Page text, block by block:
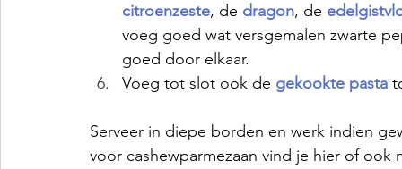
citroenzeste, de dragon, de
voeg goed wat versgemalen zwarte
goed door elkaar.
Voeg tot slot ook de gekookte pasta
Serveer in diepe borden en werk indien
voor cashewparmezaan vind je hier of